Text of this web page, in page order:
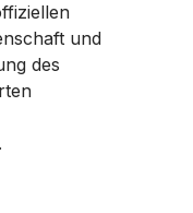
und
des